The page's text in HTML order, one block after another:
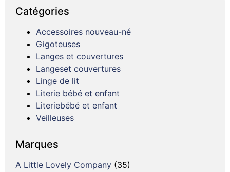
Catégories
Accessoires nouveau-né
Gigoteuses
Langes et couvertures
Langeset couvertures
Linge de lit
Literie bébé et enfant
Literiebébé et enfant
Veilleuses
Marques
A Little Lovely Company (35)